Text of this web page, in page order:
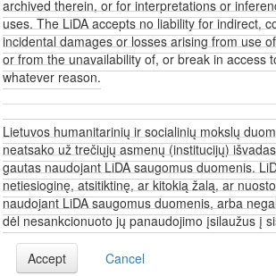
archived therein, or for interpretations or
uses. The LiDA accepts no liability for indirect,
incidental damages or losses arising from use
or from the unavailability of, or break in access
whatever reason.
Lietuvos humanitarinių ir socialinių mokslų
neatsako už trečiųjų asmenų (institucijų)
gautas naudojant LiDA saugomus duomenis.
netiesioginę, atsitiktinę, ar kitokią žalą, ar
naudojant LiDA saugomus duomenis, arba
dėl nesankcionuoto jų panaudojimo įsilaužus į
Accept Cancel